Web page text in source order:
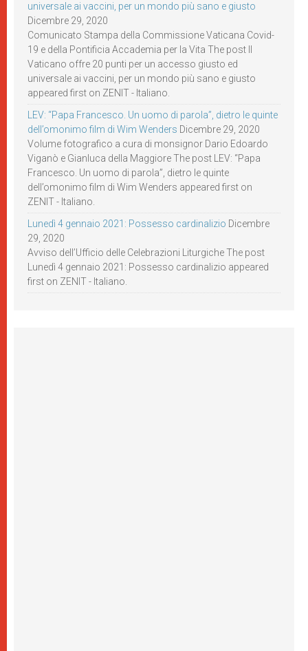
universale ai vaccini, per un mondo più sano e giusto
Dicembre 29, 2020
Comunicato Stampa della Commissione Vaticana Covid-
19 e della Pontificia Accademia per la Vita The post Il
Vaticano offre 20 punti per un accesso giusto ed
universale ai vaccini, per un mondo più sano e giusto
appeared first on ZENIT - Italiano.
LEV: “Papa Francesco. Un uomo di parola”, dietro le quinte
dell’omonimo film di Wim Wenders Dicembre 29, 2020
Volume fotografico a cura di monsignor Dario Edoardo
Viganò e Gianluca della Maggiore The post LEV: “Papa
Francesco. Un uomo di parola”, dietro le quinte
dell’omonimo film di Wim Wenders appeared first on
ZENIT - Italiano.
Lunedì 4 gennaio 2021: Possesso cardinalizio Dicembre
29, 2020
Avviso dell’Ufficio delle Celebrazioni Liturgiche The post
Lunedì 4 gennaio 2021: Possesso cardinalizio appeared
first on ZENIT - Italiano.